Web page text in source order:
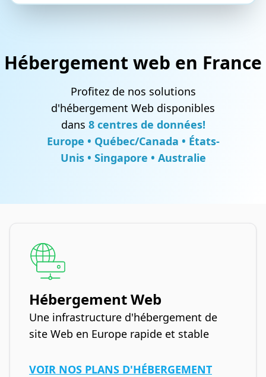
Hébergement web en France
Profitez de nos solutions
d'hébergement Web disponibles
dans 8 centres de données!
Europe • Québec/Canada • États-
Unis • Singapore • Australie
Hébergement Web
Une infrastructure d'hébergement de
site Web en Europe rapide et stable
VOIR NOS PLANS D'HÉBERGEMENT